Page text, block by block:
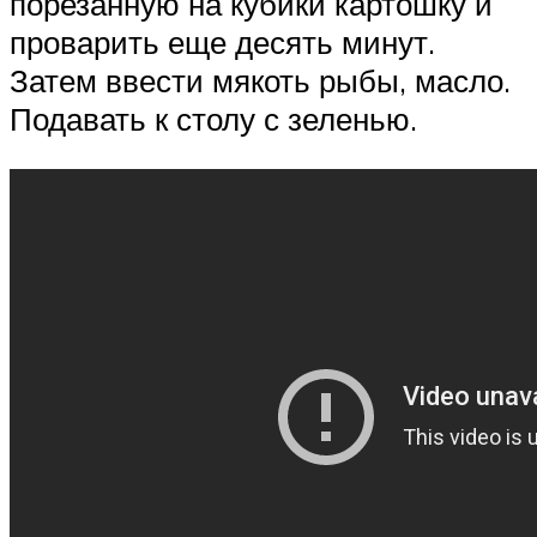
проварить еще десять минут.
Затем ввести мякоть рыбы, масло.
Подавать к столу с зеленью.